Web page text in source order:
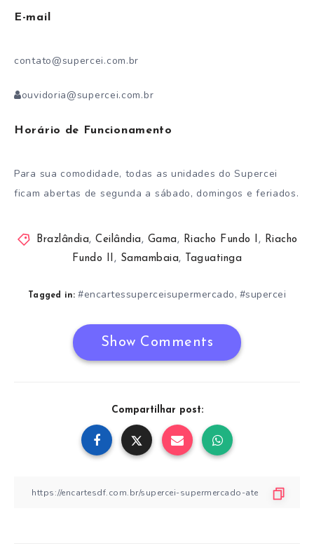
E-mail
contato@supercei.com.br
ouvidoria@supercei.com.br
Horário de Funcionamento
Para sua comodidade, todas as unidades do Supercei
ficam abertas de segunda a sábado, domingos e feriados.
Brazlândia, Ceilândia, Gama, Riacho Fundo I, Riacho
Fundo II, Samambaia, Taguatinga
Tagged in: #encartessuperceisupermercado, #supercei
Show Comments
Compartilhar post: